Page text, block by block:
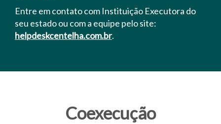
Entre em contato com Instituição Executora do
seu estado ou com a equipe pelo site:
helpdeskcentelha.com.br.
Coexecução